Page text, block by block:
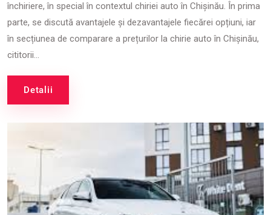
închiriere, în special în contextul chiriei auto în Chișinău. În prima
parte, se discută avantajele și dezavantajele fiecărei opțiuni, iar
în secțiunea de comparare a prețurilor la chirie auto în Chișinău,
cititorii...
Detalii